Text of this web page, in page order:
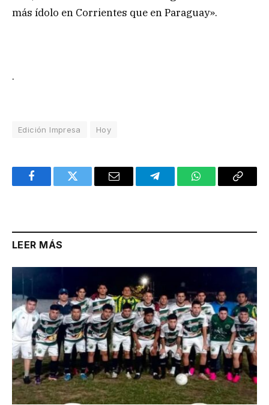
más ídolo en Corrientes que en Paraguay».
.
Edición Impresa Hoy
FacebookTwitter Email TelegramWhatsAppCopy
LEER MÁS